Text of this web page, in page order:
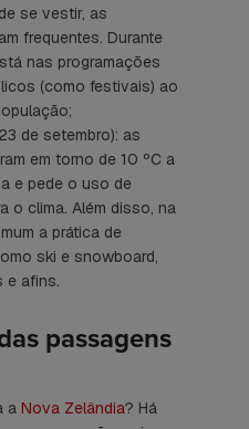
se vestir, as
frequentes. Durante
nas programações
(como festivais) ao
de setembro): as
em torno de 10 ºC a
e pede o uso de
o clima. Além disso, na
a prática de
ski e snowboard,
e afins.
passagens
a Nova Zelândia? Há